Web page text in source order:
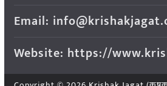
Email:
Website: https://